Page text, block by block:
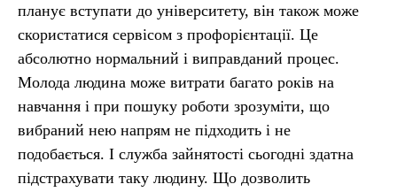
планує вступати до університету, він також може
скористатися сервісом з профорієнтації. Це
абсолютно нормальний і виправданий процес.
Молода людина може витрати багато років на
навчання і при пошуку роботи зрозуміти, що
вибраний нею напрям не підходить і не
подобається. І служба зайнятості сьогодні здатна
підстрахувати таку людину. Що дозволить